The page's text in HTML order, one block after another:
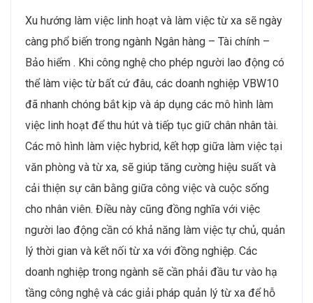
Xu hướng làm việc linh hoạt và làm việc từ xa sẽ ngày
càng phổ biến trong ngành Ngân hàng – Tài chính –
Bảo hiểm . Khi công nghệ cho phép người lao động có
thể làm việc từ bất cứ đâu, các doanh nghiệp VBW10
đã nhanh chóng bắt kịp và áp dụng các mô hình làm
việc linh hoạt để thu hút và tiếp tục giữ chân nhân tài.
Các mô hình làm việc hybrid, kết hợp giữa làm việc tại
văn phòng và từ xa, sẽ giúp tăng cường hiệu suất và
cải thiện sự cân bằng giữa công việc và cuộc sống
cho nhân viên. Điều này cũng đồng nghĩa với việc
người lao động cần có khả năng làm việc tự chủ, quản
lý thời gian và kết nối từ xa với đồng nghiệp. Các
doanh nghiệp trong ngành sẽ cần phải đầu tư vào hạ
tầng công nghệ và các giải pháp quản lý từ xa để hỗ